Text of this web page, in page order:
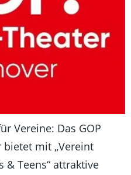
Vereine: Das GOP
bietet mit „Vereint
& Teens“ attraktive